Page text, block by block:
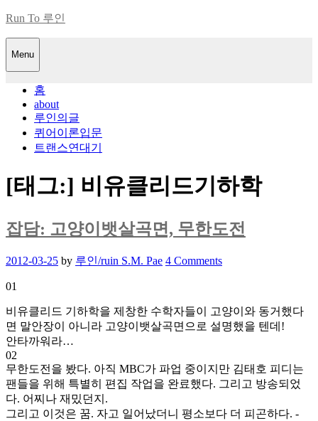
Skip
content
Run To 루인
Menu
홈
about
루인의글
퀴어이론입문
트랜스연대기
[태그:] 비유클리드기하학
잡담: 고양이뱃살곡면, 무한도전
Posted
2012-03-25 by 루인/ruin S.M. Pae 4 Comments
01
비유클리드 기하학을 제창한 수학자들이 고양이와 동거했다
면 말안장이 아니라 고양이뱃살곡면으로 설명했을 텐데!
안타까워라…
02
무한도전을 봤다. 아직 MBC가 파업 중이지만 김태호 피디는
팬들을 위해 특별히 편집 작업을 완료했다. 그리고 방송되었
다. 어찌나 재밌던지.
그리고 이것은 꿈. 자고 일어났더니 평소보다 더 피곤하다. -